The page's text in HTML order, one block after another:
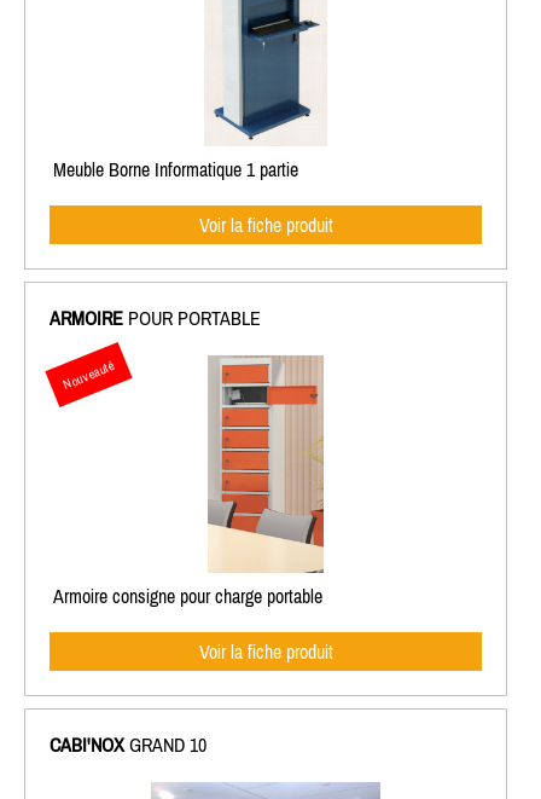
Meuble Borne Informatique 1 partie
Voir la fiche produit
ARMOIRE POUR PORTABLE
Nouveauté
Armoire consigne pour charge portable
Voir la fiche produit
CABI'NOX GRAND 10